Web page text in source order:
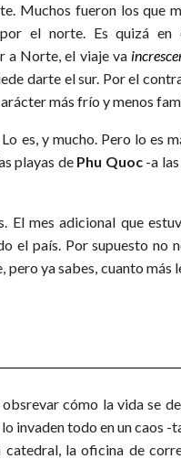
Muchos fueron los que
el norte. Es quizá
a Norte, el viaje va
darte el sur. Por el
más frío y menos
es, y mucho. Pero lo es
playas de Phu Quoc-a las
El mes adicional que
el país. Por supuesto no
ya sabes, cuanto más
cómo la vida se
invaden todo en un caos -
catedral, la oficina de